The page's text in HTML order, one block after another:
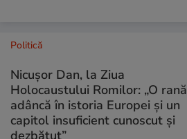
Politică
Nicuşor Dan, la Ziua
Holocaustului Romilor: „O rană
adâncă în istoria Europei și un
capitol insuficient cunoscut și